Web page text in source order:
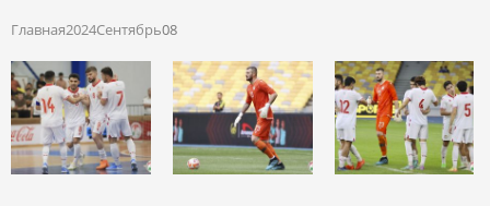
Главная2024Сентябрь08